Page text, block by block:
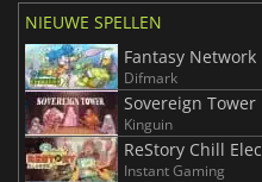
NIEUWE SPELLEN
Fantasy Network
Difmark
Sovereign Tower
Kinguin
ReStory Chill
Instant Gaming